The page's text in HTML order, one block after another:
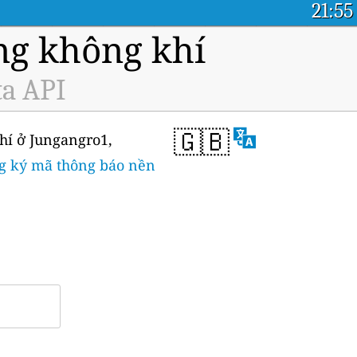
21:55
không khí
API
🇬🇧
ở Jungangro1,
ký mã thông báo nền